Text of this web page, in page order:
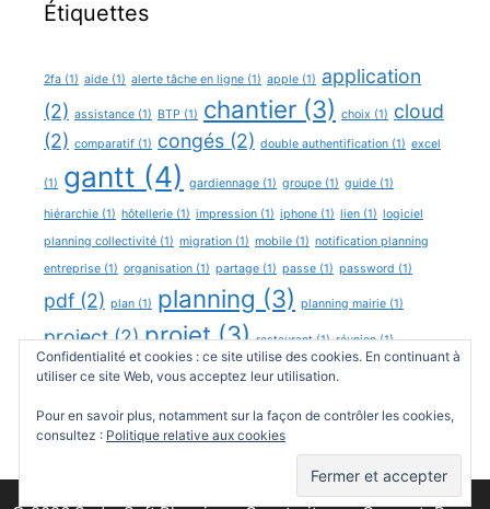
Étiquettes
2fa (1) aide (1) alerte tâche en ligne (1) apple (1) application
(2) assistance (1) BTP (1) chantier (3) choix (1) cloud
(2) comparatif (1) congés (2) double authentification (1) excel
(1) gantt (4) gardiennage (1) groupe (1) guide (1)
hiérarchie (1) hôtellerie (1) impression (1) iphone (1) lien (1) logiciel
planning collectivité (1) migration (1) mobile (1) notification planning
entreprise (1) organisation (1) partage (1) passe (1) password (1)
pdf (2) plan (1) planning (3) planning mairie (1)
project(2) projet(3) restaurant(1) réunion(1)
secteur(3) support(1) sécurité(1) team(1)
équipe(5)
Confidentialité et cookies : ce site utilise des cookies. En continuant à
utiliser ce site Web, vous acceptez leur utilisation.
Pour en savoir plus, notamment sur la façon de contrôler les cookies,
consultez : Politique relative aux cookies